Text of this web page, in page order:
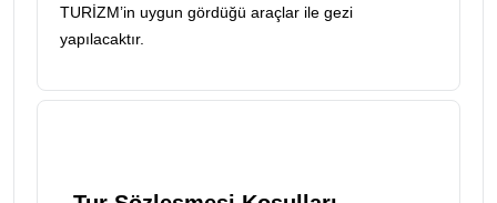
TURİZM’in uygun gördüğü araçlar ile gezi
yapılacaktır.